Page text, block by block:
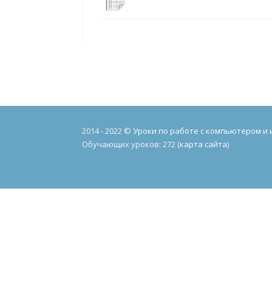
2014 - 2022 © Уроки по работе с компьютером и
Обучающих уроков: 272 (карта сайта)